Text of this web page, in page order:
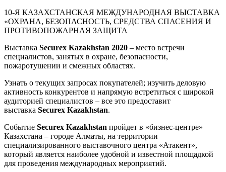
10-Я КАЗАХСТАНСКАЯ МЕЖДУНАРОДНАЯ ВЫСТАВКА
«ОХРАНА, БЕЗОПАСНОСТЬ, СРЕДСТВА СПАСЕНИЯ И
ПРОТИВОПОЖАРНАЯ ЗАЩИТА
Выставка Securex Kazakhstan 2020 – место встречи
специалистов, занятых в охране, безопасности,
пожаротушении и смежных областях.
Узнать о текущих запросах покупателей; изучить деловую
активность конкурентов и напрямую встретиться с широкой
аудиторией специалистов – все это предоставит
выставка Securex Kazakhstan.
Событие Securex Kazakhstan пройдет в «бизнес-центре»
Казахстана – городе Алматы, на территории
специализированного выставочного центра «Атакент»,
который является наиболее удобной и известной площадкой
для проведения международных мероприятий.